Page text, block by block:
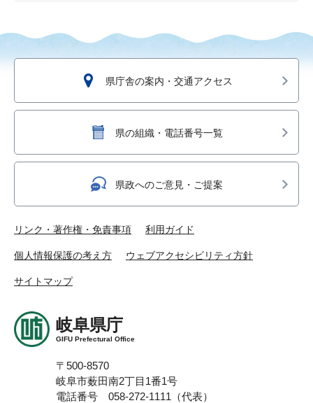
県庁舎の案内・交通アクセス
県の組織・電話番号一覧
県政へのご意見・ご提案
リンク・著作権・免責事項 利用ガイド
個人情報保護の考え方 ウェブアクセシビリティ方針
サイトマップ
岐阜県庁
GIFU Prefectural Office
〒500-8570
岐阜市薮田南2丁目1番1号
電話番号 058-272-1111（代表）